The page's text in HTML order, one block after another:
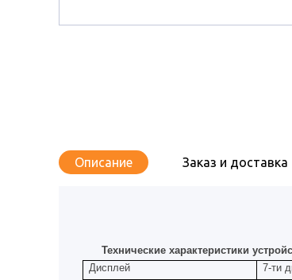
Описание Заказ и доставка
Технические характеристики
Дисплей
7-ти